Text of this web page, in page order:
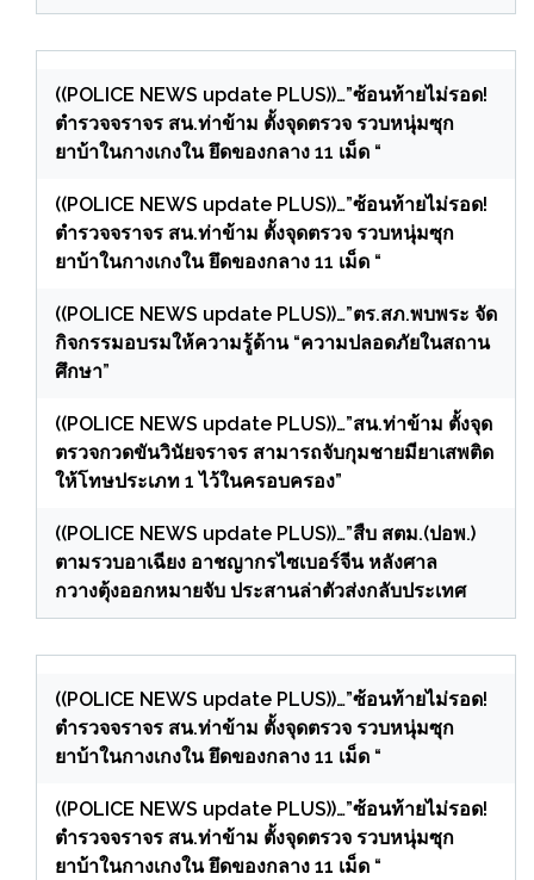
((POLICE NEWS update PLUS))…”ซ้อนท้ายไม่รอด!
ตำรวจจราจร สน.ท่าข้าม ตั้งจุดตรวจ รวบหนุ่มซุก
ยาบ้าในกางเกงใน ยึดของกลาง 11 เม็ด “
((POLICE NEWS update PLUS))…”ซ้อนท้ายไม่รอด!
ตำรวจจราจร สน.ท่าข้าม ตั้งจุดตรวจ รวบหนุ่มซุก
ยาบ้าในกางเกงใน ยึดของกลาง 11 เม็ด “
((POLICE NEWS update PLUS))…”ตร.สภ.พบพระ จัด
กิจกรรมอบรมให้ความรู้ด้าน “ความปลอดภัยในสถาน
ศึกษา”
((POLICE NEWS update PLUS))…”สน.ท่าข้าม ตั้งจุด
ตรวจกวดขันวินัยจราจร สามารถจับกุมชายมียาเสพติด
ให้โทษประเภท 1 ไว้ในครอบครอง”
((POLICE NEWS update PLUS))…”สืบ สตม.(ปอพ.)
ตามรวบอาเฉียง อาชญากรไซเบอร์จีน หลังศาล
กวางตุ้งออกหมายจับ ประสานล่าตัวส่งกลับประเทศ
((POLICE NEWS update PLUS))…”ซ้อนท้ายไม่รอด!
ตำรวจจราจร สน.ท่าข้าม ตั้งจุดตรวจ รวบหนุ่มซุก
ยาบ้าในกางเกงใน ยึดของกลาง 11 เม็ด “
((POLICE NEWS update PLUS))…”ซ้อนท้ายไม่รอด!
ตำรวจจราจร สน.ท่าข้าม ตั้งจุดตรวจ รวบหนุ่มซุก
ยาบ้าในกางเกงใน ยึดของกลาง 11 เม็ด “